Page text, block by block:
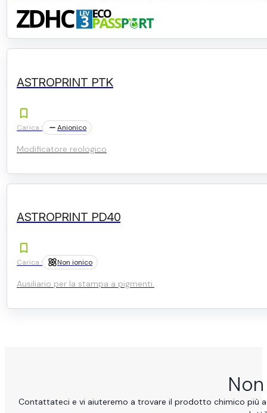
ASTROPRINT PTK
Carica : Anionico
Modificatore reologico
ASTROPRINT PD40
Carica : Non ionico
Ausiliario per la stampa a pigmenti.
Contattateci e vi aiuteremo a trovare il prodotto chimico più